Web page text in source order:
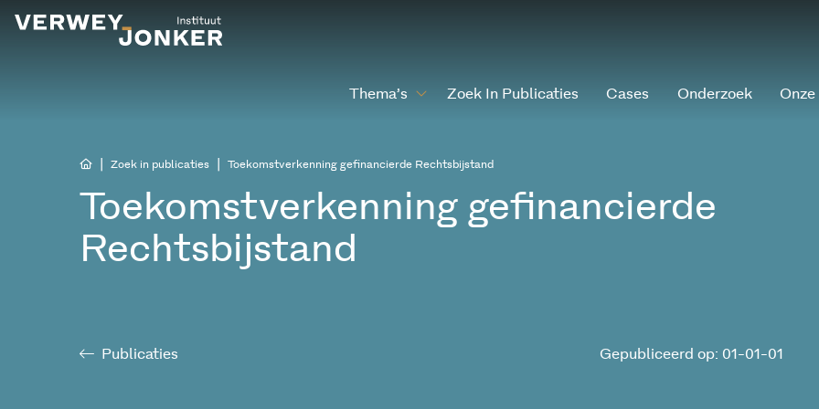
Thema’s Zoek In Publicaties Cases Onderzoek
Zoek in publicaties Toekomstverkenning gefinancierde Rechtsbijstand
Toekomstverkenning gefinancierde
Rechtsbijstand
Publicaties Gepubliceerd op: 01-01-01